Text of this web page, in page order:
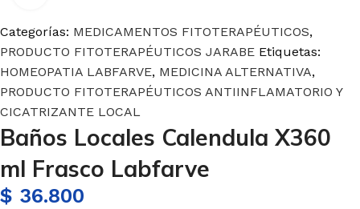
Categorías: MEDICAMENTOS FITOTERAPÉUTICOS,
PRODUCTO FITOTERAPÉUTICOS JARABE Etiquetas:
HOMEOPATIA LABFARVE, MEDICINA ALTERNATIVA,
PRODUCTO FITOTERAPÉUTICOS ANTIINFLAMATORIO Y
CICATRIZANTE LOCAL
Baños Locales Calendula X360
ml Frasco Labfarve
$ 36.800